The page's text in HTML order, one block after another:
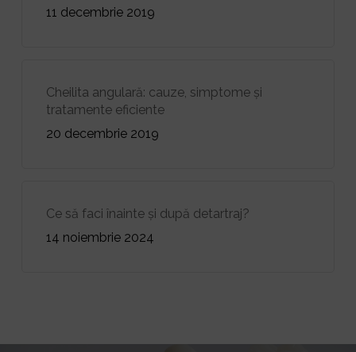
11 decembrie 2019
Cheilita angulară: cauze, simptome și
tratamente eficiente
20 decembrie 2019
Ce să faci înainte și după detartraj?
14 noiembrie 2024